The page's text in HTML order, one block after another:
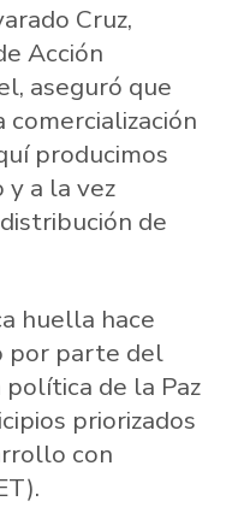
Cruz,
Acción
aseguró que
comercialización
producimos
y a la vez
de
huella hace
por parte del
de la Paz
priorizados
con